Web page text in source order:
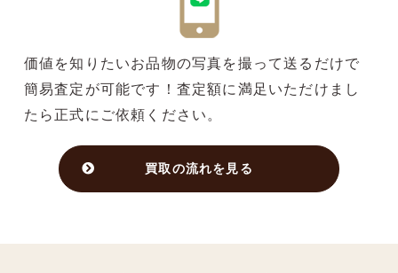
価値を知りたいお品物の写真を撮って送るだけで
簡易査定が可能です！査定額に満足いただけまし
たら正式にご依頼ください。
買取の流れを見る